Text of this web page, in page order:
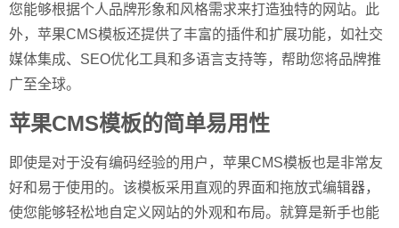
您能够根据个人品牌形象和风格需求来打造独特的网站。此
外，苹果CMS模板还提供了丰富的插件和扩展功能，如社交
媒体集成、SEO优化工具和多语言支持等，帮助您将品牌推
广至全球。
苹果CMS模板的简单易用性
即使是对于没有编码经验的用户，苹果CMS模板也是非常友
好和易于使用的。该模板采用直观的界面和拖放式编辑器，
使您能够轻松地自定义网站的外观和布局。就算是新手也能